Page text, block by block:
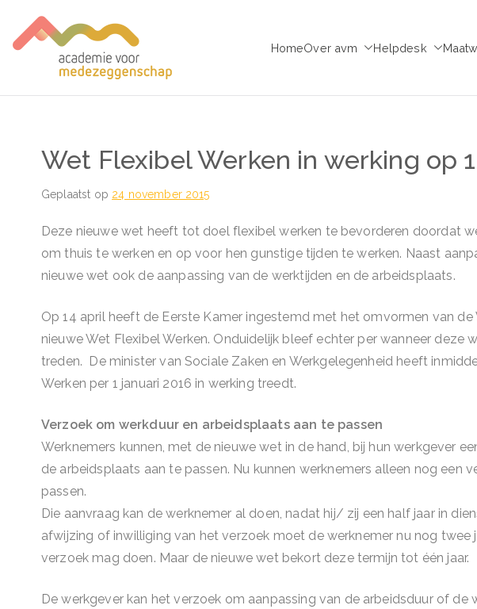
naar
de
Trainingen voor Medezeggenschap -
HomeOver avm Helpdesk
Wet Flexibel Werken in werking op
Geplaatst op 24 november 2015
Deze nieuwe wet heeft tot doel flexibel werken te bevorderen doordat
om thuis te werken en op voor hen gunstige tijden te werken. Naast
nieuwe wet ook de aanpassing van de werktijden en de arbeidsplaats.
Op 14 april heeft de Eerste Kamer ingestemd met het omvormen van de
nieuwe Wet Flexibel Werken. Onduidelijk bleef echter per wanneer deze
treden. De minister van Sociale Zaken en Werkgelegenheid heeft
Werken per 1 januari 2016 in werking treedt.
Verzoek om werkduur en arbeidsplaats aan te passen
Werknemers kunnen, met de nieuwe wet in de hand, bij hun werkgever
de arbeidsplaats aan te passen. Nu kunnen werknemers alleen nog een
passen.
Die aanvraag kan de werknemer al doen, nadat hij/ zij een half jaar in
afwijzing of inwilliging van het verzoek moet de werknemer nu nog twee
verzoek mag doen. Maar de nieuwe wet bekort deze termijn tot één jaar.
De werkgever kan het verzoek om aanpassing van de arbeidsduur of de